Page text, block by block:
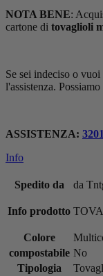
NOTA BENE:
cartone di tovaglioli
Se sei indeciso o
l'assistenza.
ASSISTENZA:
Info
Spedito da
da
Info prodotto
Colore
compostabile No
Tipologia